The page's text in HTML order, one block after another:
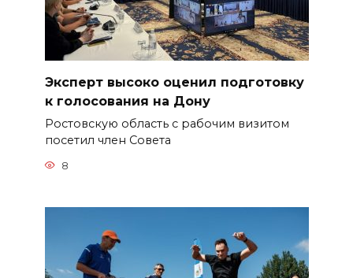
Эксперт высоко оценил подготовку
к голосования на Дону
Ростовскую область с рабочим визитом
посетил член Совета
8